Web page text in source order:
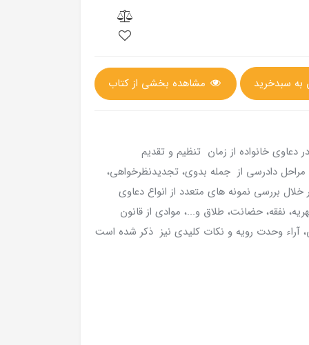
مشاهده بخشی از کتاب
خانواده از زمان تنظیم و تقدیم
دادرسی از جمله بدوی، تجدیدنظرخواهی،
بررسی نمونه های متعدد از انواع دعاوی
نفقه، حضانت، طلاق و...، موادی از قانون
آراء وحدت رویه و نکات کلیدی نیز ذکر شده است